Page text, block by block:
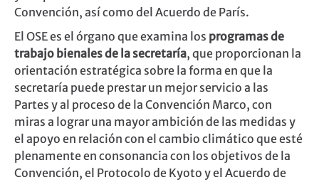
Convención, así como del Acuerdo de París.
El OSE es el órgano que examina los programas de
trabajo bienales de la secretaría, que proporcionan la
orientación estratégica sobre la forma en que la
secretaría puede prestar un mejor servicio a las
Partes y al proceso de la Convención Marco, con
miras a lograr una mayor ambición de las medidas y
el apoyo en relación con el cambio climático que esté
plenamente en consonancia con los objetivos de la
Convención, el Protocolo de Kyoto y el Acuerdo de